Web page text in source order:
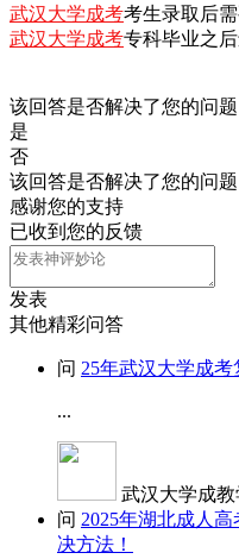
武汉大学成考考生录取后
武汉大学成考专科毕业之
该回答是否解决了您的问题
是
否
该回答是否解决了您的问题
感谢您的支持
已收到您的反馈
发表
其他精彩问答
问 25年武汉大学成
...
武汉大学成教
问 2025年湖北成人
决方法！